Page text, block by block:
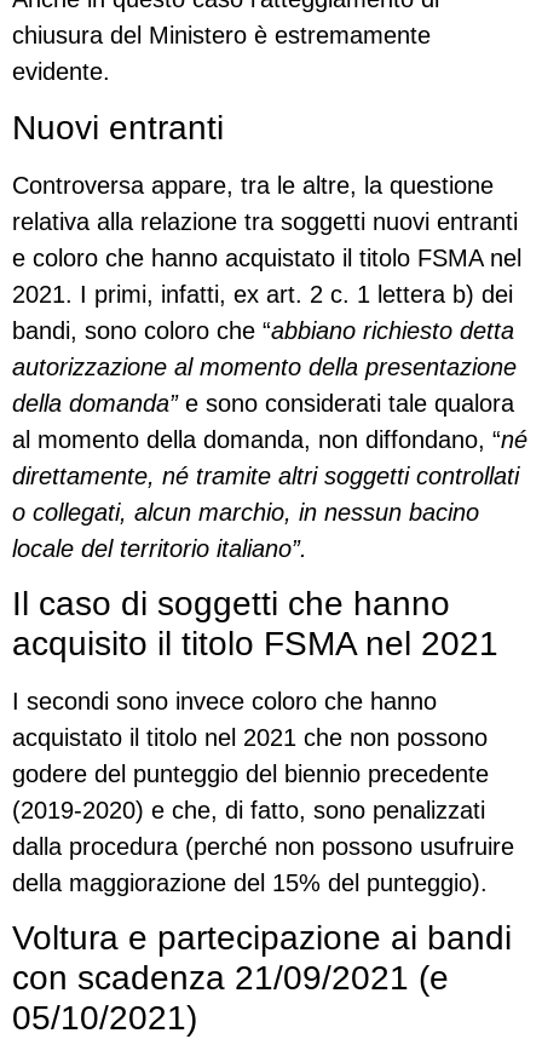
chiusura del Ministero è estremamente
evidente.
Nuovi entranti
Controversa appare, tra le altre, la questione
relativa alla relazione tra soggetti nuovi entranti
e coloro che hanno acquistato il titolo FSMA nel
2021. I primi, infatti, ex art. 2 c. 1 lettera b) dei
bandi, sono coloro che “abbiano richiesto detta
autorizzazione al momento della presentazione
della domanda”e sono considerati tale qualora
al momento della domanda, non diffondano, “né
direttamente, né tramite altri soggetti controllati
o collegati, alcun marchio, in nessun bacino
locale del territorio italiano”.
Il caso di soggetti che hanno
acquisito il titolo FSMA nel 2021
I secondi sono invece coloro che hanno
acquistato il titolo nel 2021 che non possono
godere del punteggio del biennio precedente
(2019-2020) e che, di fatto, sono penalizzati
dalla procedura (perché non possono usufruire
della maggiorazione del 15% del punteggio).
Voltura e partecipazione ai bandi
con scadenza 21/09/2021 (e
05/10/2021)